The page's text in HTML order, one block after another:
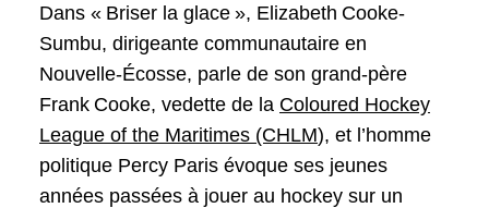
Dans « Briser la glace », Elizabeth Cooke-
Sumbu, dirigeante communautaire en
Nouvelle-Écosse, parle de son grand-père
Frank Cooke, vedette de la Coloured Hockey
League of the Maritimes (CHLM), et l’homme
politique Percy Paris évoque ses jeunes
années passées à jouer au hockey sur un